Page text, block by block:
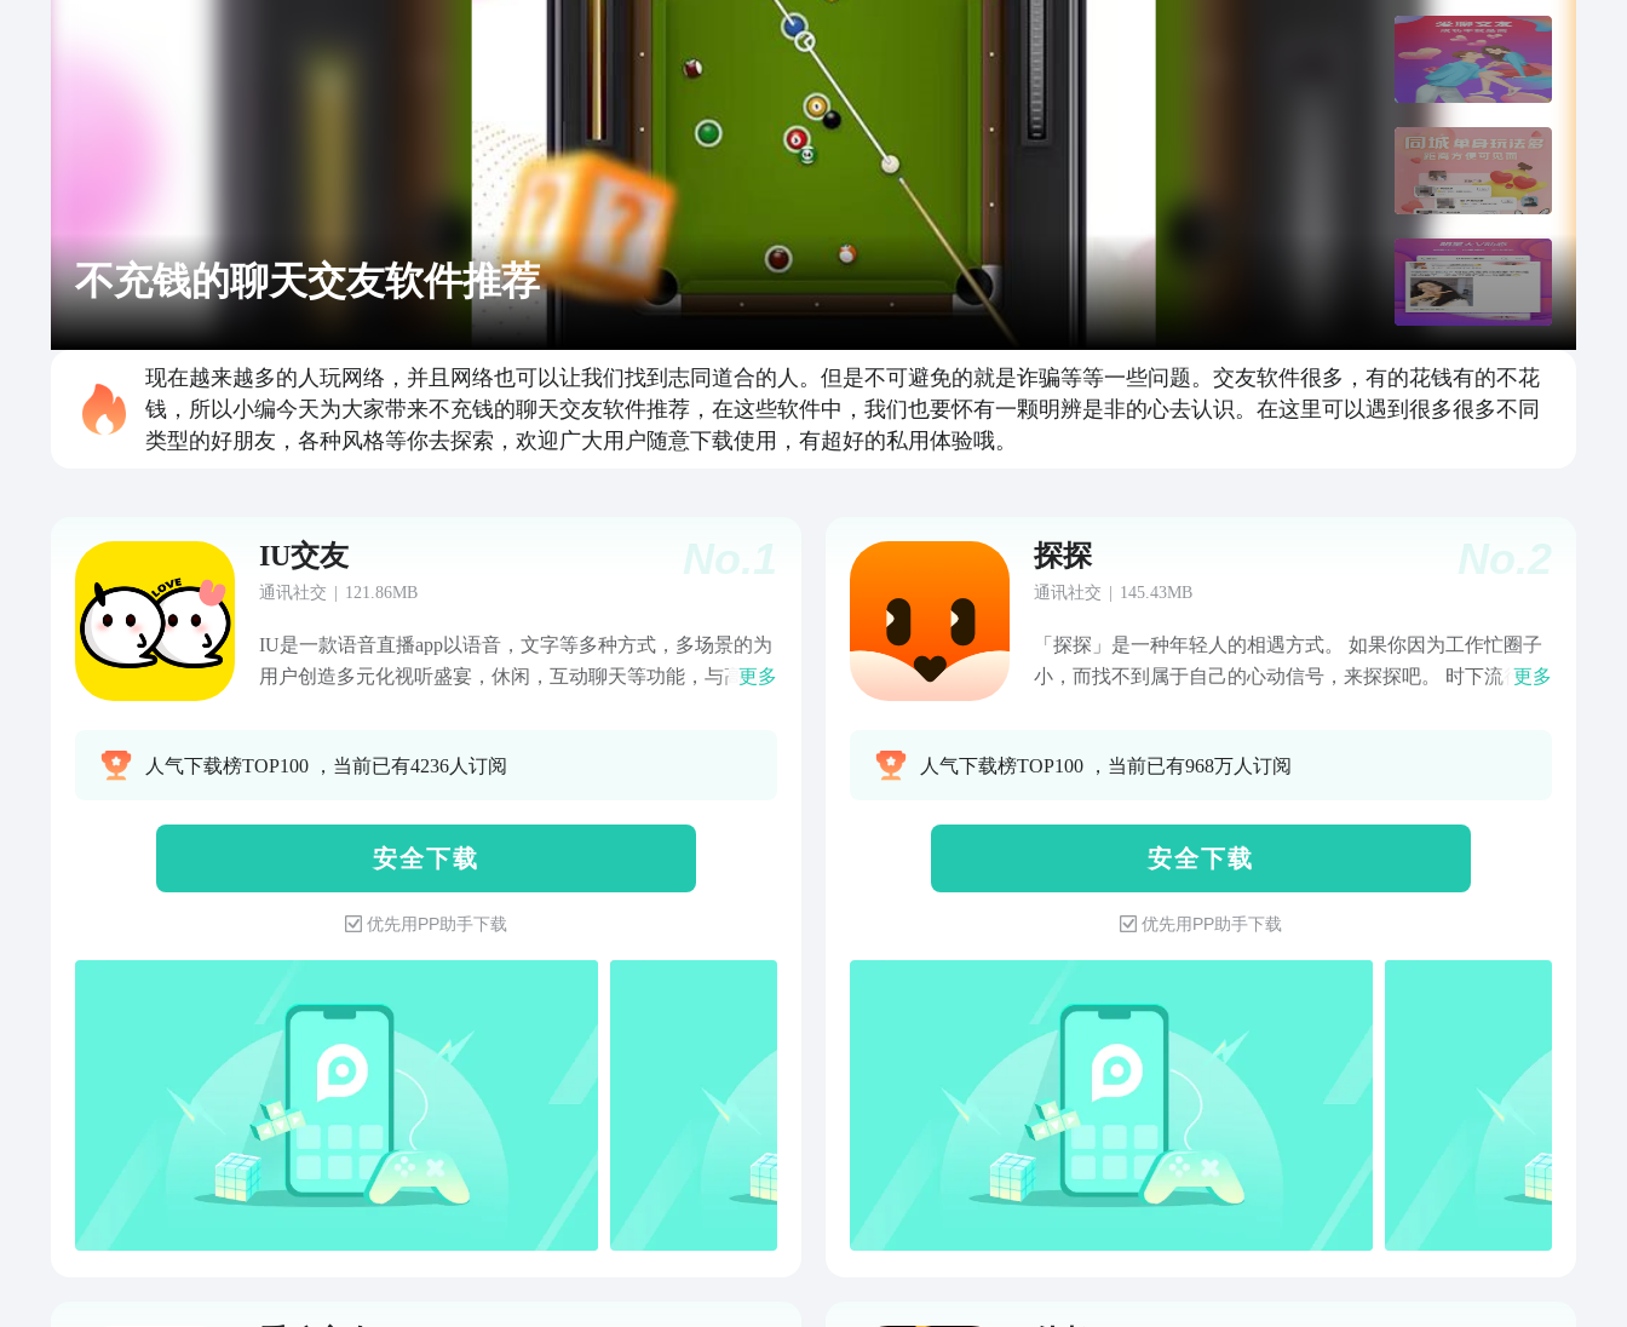
不充钱的聊天交友软件推荐
现在越来越多的人玩网络，并且网络也可以让我们找到志同道合的人。但是不可避免的就是诈骗等等一些问题。交友软件很多，有的花钱有的不花
钱，所以小编今天为大家带来不充钱的聊天交友软件推荐，在这些软件中，我们也要怀有一颗明辨是非的心去认识。在这里可以遇到很多很多不同
类型的好朋友，各种风格等你去探索，欢迎广大用户随意下载使用，有超好的私用体验哦。
No.1
IU交友
通讯社交 121.86MB
IU是一款语音直播app以语音，文字等多种方式，多场景的为
用户创造多元化视听盛宴，休闲，互动聊天等功能，与高颜
【语音聊天】当你孤单无助时，找到那个可以倾听你声音的
嗨玩】超多休闲小，你画我猜，桌球，飞行棋等，边聊天边
【广场动态】关注兴趣话题分享精彩瞬间，生活照片、视
频、爱好动态等应有尽有！无压力表达，是我们做产品的初
衷也希望大家可以评论留言，大家的意见是我们前进的动力
喜欢也不要吝啬五星好评哦
更多
人气下载榜TOP100 ，当前已有4236人订阅
安 全 下 载
优先用PP助手下载
No.2
探探
通讯社交 145.43MB
「探探」是一种年轻人的相遇方式。 如果你因为工作忙圈子
小，而找不到属于自己的心动信号，来探探吧。 时下流行的
你，你们将瞬间匹配开启一场彼此试探的相遇大冒险。当
都在这儿，总有一款适合你。 来探探，一起探索你的恋爱旅
程吧。 【产品特点】 心动匹配，左滑不喜欢，右滑点个赞，
配对无骚扰，选择由自己。 附近动态，表达自我没限制，吐
槽发泄无压力。 擦肩而过，懂你的人不在天边，就你身边。
蒙脸闪聊，灵魂对话20句才能看见彼此，来一场黑灯瞎火的
你志趣相投的朋友。 如果你有意见和建议，欢迎联系我们：
官方网站：tantanapp.com 客服邮箱：support@tantanapp.com
微信公众号：tantanp1 新浪微博：@探探
更多
人气下载榜TOP100 ，当前已有968万人订阅
安 全 下 载
优先用PP助手下载